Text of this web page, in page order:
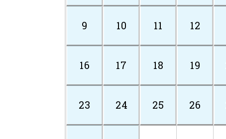
9 10 11 12
16 17 18 19
23 24 25 26